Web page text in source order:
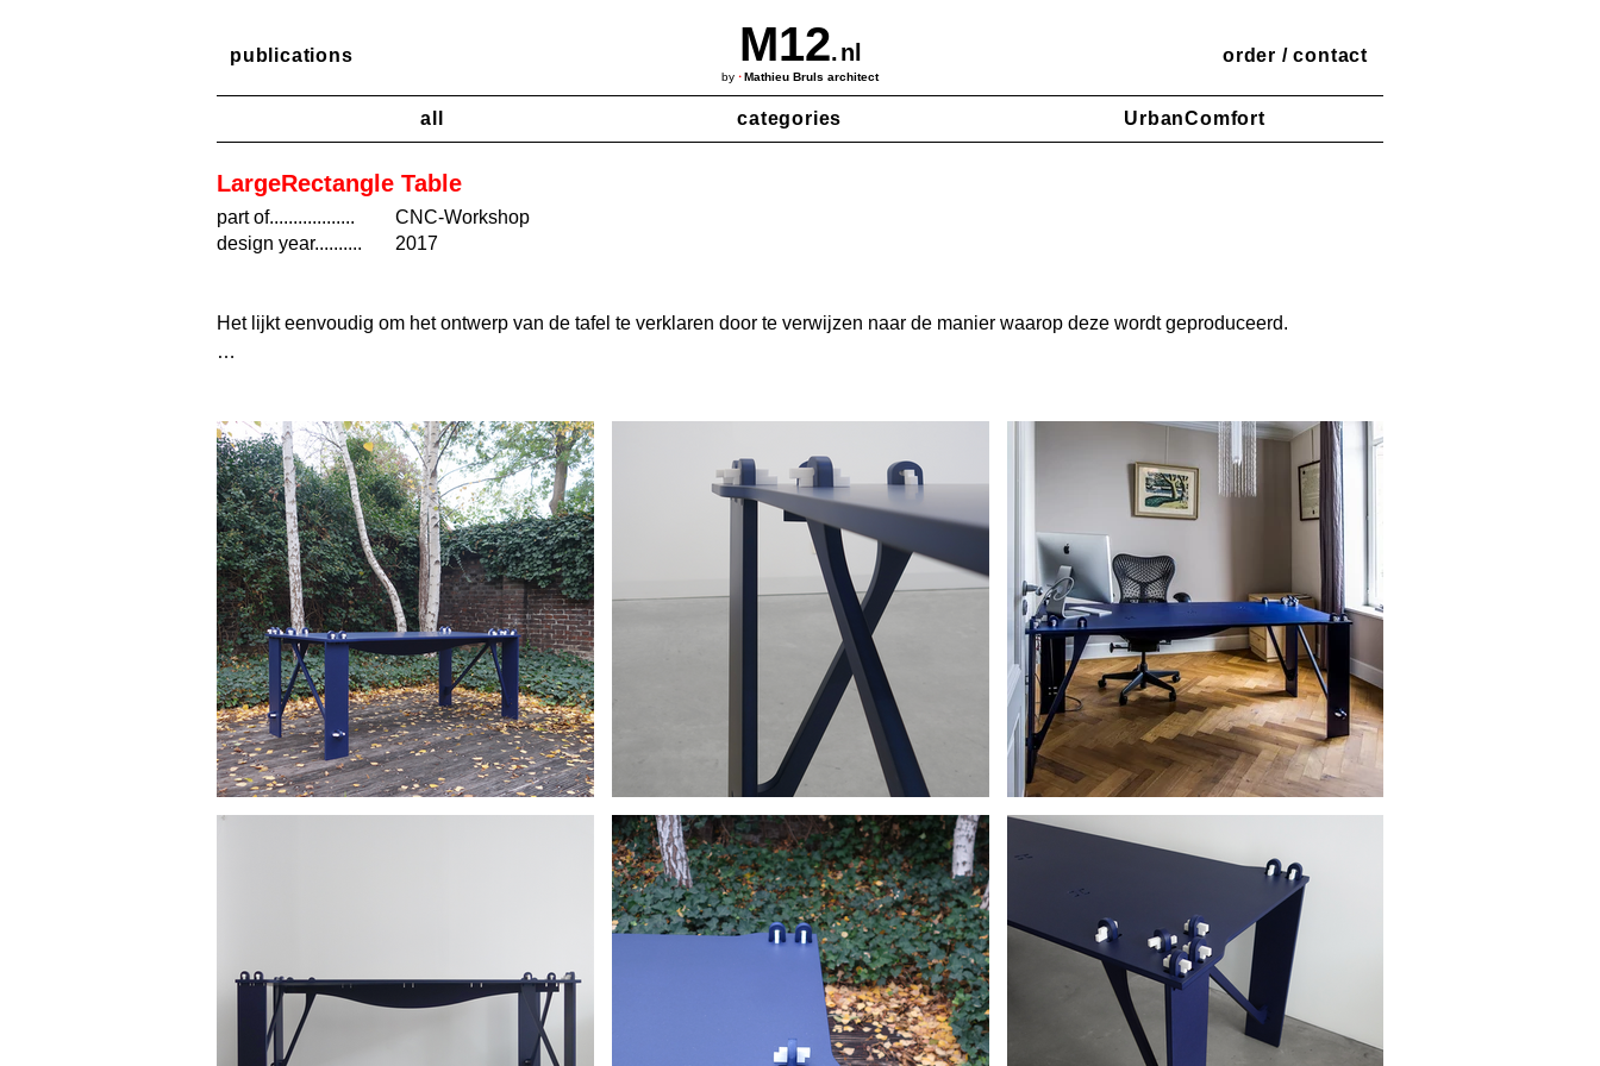
M12.nl order / contact
publications
by ·Mathieu Bruls architect
‎ ‎ ‎ ‎ ‎ ‎ ‎ ‎ ‎ ‎ ‎ ‎ ‎ ‎ ‎ all ‎ ‎ ‎ ‎ ‎ ‎ ‎ ‎ categories‎‎ ‎ ‎ ‎ ‎ ‎ ‎ UrbanComfort
LargeRectangle Table
part of..................
design year..........
CNC-Workshop
2017
Het lijkt eenvoudig om het ontwerp van de tafel te verklaren door te verwijzen naar de manier waarop deze wordt geproduceerd.
Vandaar die extra uithalen, daar waar een haakse binnenhoek gewenst is.
Sommige onderdelen hebben een schijnbaar zo efficiënt mogelijke vorm, alsof het om een skelet gaat. Andere weer zijn zo rechtkantig
mogelijk en dus efficiënt over een rechthoekige basisplaat te verdelen. Het materiaalverbruik wordt zodoende geoptimaliseerd. De
onderdelen van de tafel passen net uit een standaard plaatmaat, met amper restafval.
Ik zou ook kunnen verhalen over het streven om de tafel zonder lijm te willen assembleren en de noodzaak om daartoe wiggen in 3d te
doen printen. Alsof verbinden een groot goed is. En uiteindelijk toont de tafel alles wat gedaan wil worden en zodoende eerlijkheid
belangrijk lijkt.
Maar zo eenvoudig laat een ontwerpresultaat zich niet uitleggen. Immers het gevolg van menige conceptie is op voorhand ongewis. Wie
bedenkt weet dat het gaat om het vinden van de juiste tussentijdse vragen. Het resultaat lijkt bedoeld, het groeit echter in belangrijke mate
al doende.